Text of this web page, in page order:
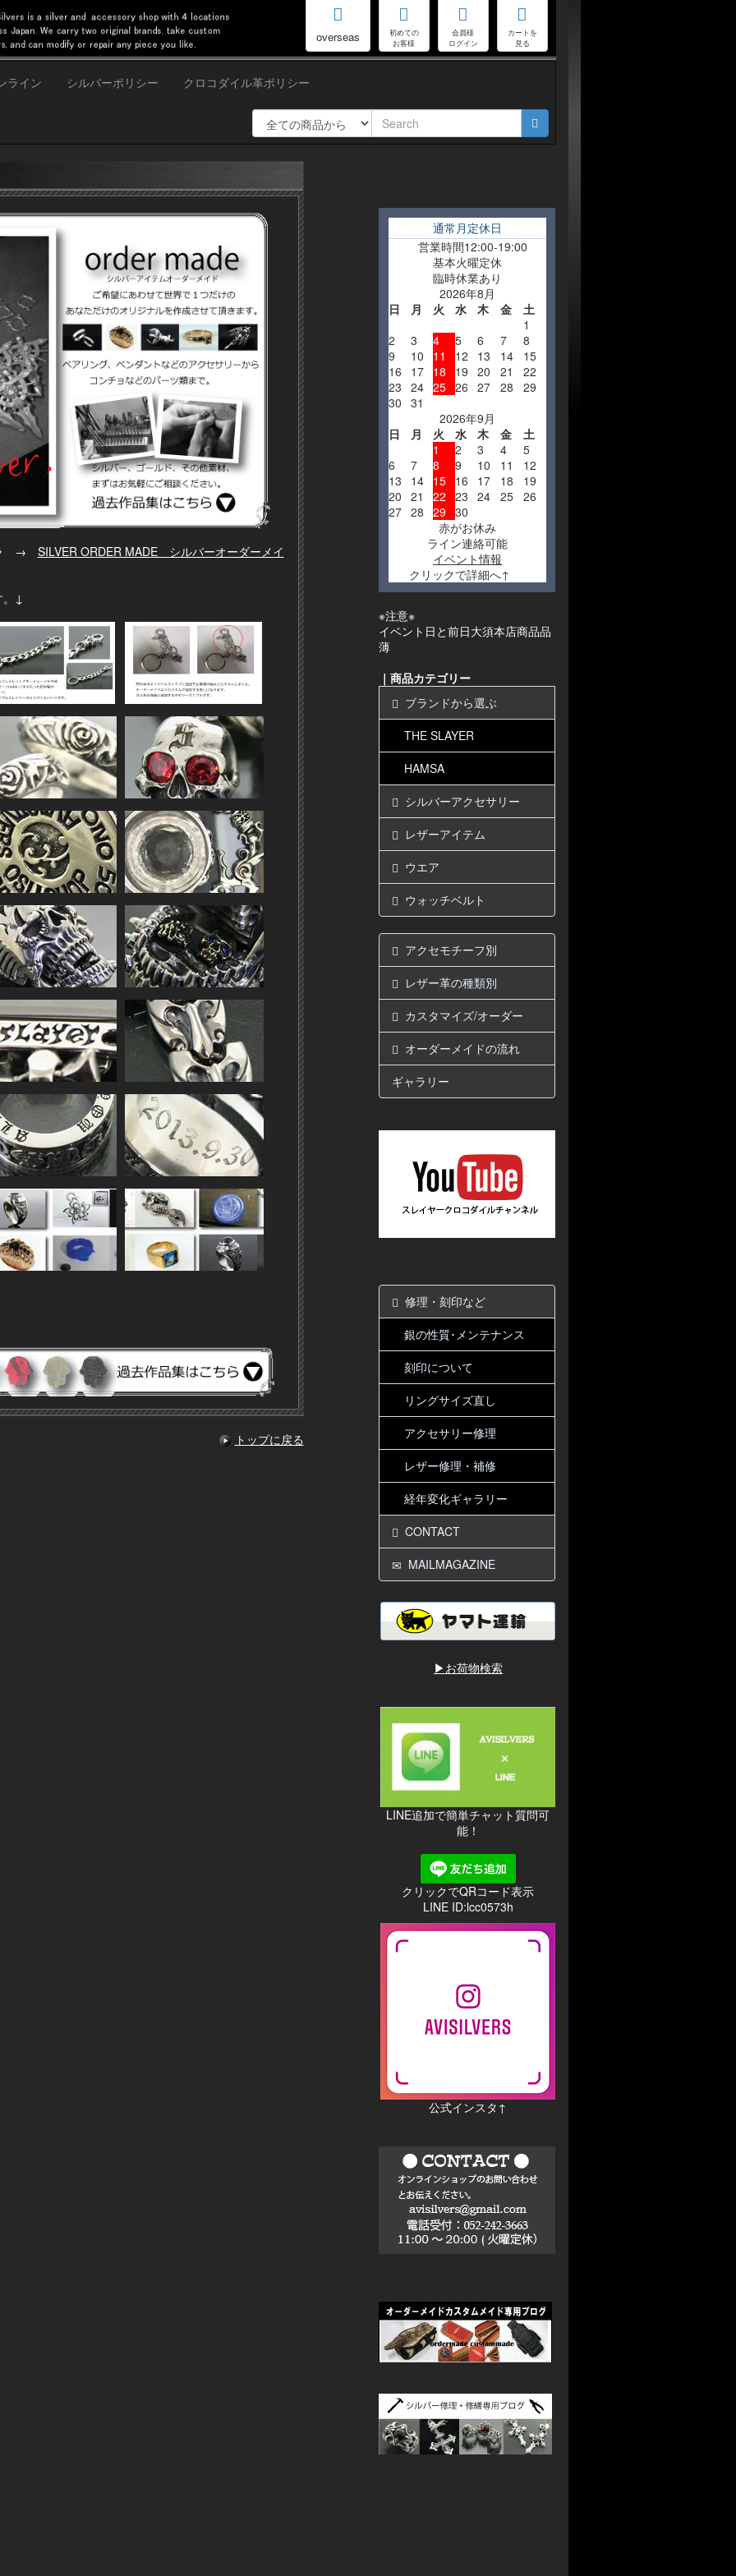
overseas
初めての
お客様
会員様
ログイン
カートを
見る
ライン シルバーポリシー クロコダイル革ポリシー
ラ → SILVER ORDER MADE シルバーオーダーメイ
↓
トップに戻る
通常月定休日
営業時間12:00-19:00
基本火曜定休
臨時休業あり
2026年8月
日
月 火 水 木 金
土
1
2
3 4 5 6 7
8
9
10 11 12 13 14
15
16
17 18 19 20 21
22
23 24 25 26 27 28
29
30 31
2026年9月
日
月 火 水 木 金
土
1
2 3 4
5
6
7 8 9 10 11
12
13
14 15 16 17 18
19
20 21 22 23 24 25
26
27 28 29 30
赤がお休み
ライン連絡可能
イベント情報
クリックで詳細へ↑
※注意※
イベント日と前日大須本店商品品
薄
｜商品カテゴリー
ブランドから選ぶ
THE SLAYER
HAMSA
シルバーアクセサリー
レザーアイテム
ウエア
ウォッチベルト
アクセモチーフ別
レザー革の種類別
カスタマイズ/オーダー
オーダーメイドの流れ
ギャラリー
修理・刻印など
銀の性質･メンテナンス
刻印について
リングサイズ直し
アクセサリー修理
レザー修理・補修
経年変化ギャラリー
CONTACT
MAILMAGAZINE
▶お荷物検索
LINE追加で簡単チャット質問可
能！
クリックでQRコード表示
LINE ID:lcc0573h
公式インスタ↑